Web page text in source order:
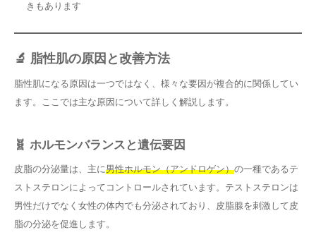
きもあります
🔬 脂性肌の原因と改善方法
脂性肌になる原因は一つではなく、様々な要因が複合的に関係してい
ます。ここでは主な原因について詳しく解説します。
🧬 ホルモンバランスと遺伝要因
皮脂の分泌量は、主に男性ホルモン（アンドロゲン）の一種であるテ
ストステロンによってコントロールされています。テストステロンは
男性だけでなく女性の体内でも分泌されており、皮脂腺を刺激して皮
脂の分泌を促進します。